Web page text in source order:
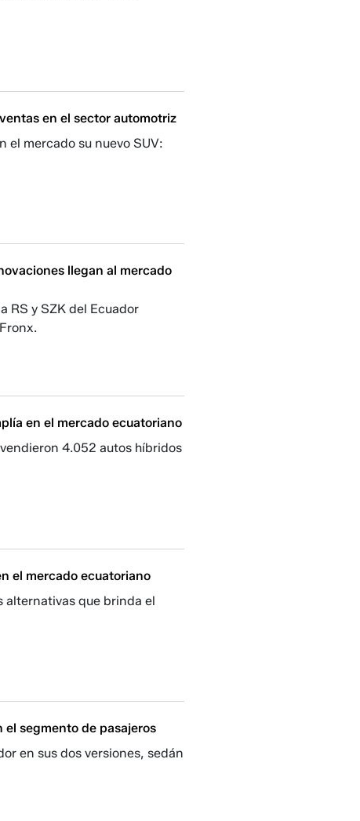
en el sector automotriz
el mercado su nuevo SUV:
llegan al mercado
RS y SZK del Ecuador
en el mercado ecuatoriano
4.052 autos híbridos
el mercado ecuatoriano
alternativas que brinda el
el segmento de pasajeros
en sus dos versiones, sedán